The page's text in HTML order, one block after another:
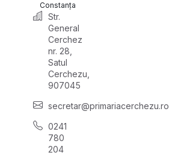
Constanța
Str.
General
Cerchez
nr. 28,
Satul
Cerchezu,
907045
secretar@primariacerchezu.ro
0241
780
204